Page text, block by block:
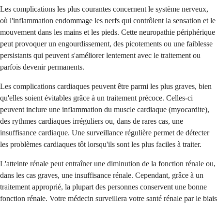
Les complications les plus courantes concernent le système nerveux,
où l'inflammation endommage les nerfs qui contrôlent la sensation et le
mouvement dans les mains et les pieds. Cette neuropathie périphérique
peut provoquer un engourdissement, des picotements ou une faiblesse
persistants qui peuvent s'améliorer lentement avec le traitement ou
parfois devenir permanents.
Les complications cardiaques peuvent être parmi les plus graves, bien
qu'elles soient évitables grâce à un traitement précoce. Celles-ci
peuvent inclure une inflammation du muscle cardiaque (myocardite),
des rythmes cardiaques irréguliers ou, dans de rares cas, une
insuffisance cardiaque. Une surveillance régulière permet de détecter
les problèmes cardiaques tôt lorsqu'ils sont les plus faciles à traiter.
L'atteinte rénale peut entraîner une diminution de la fonction rénale ou,
dans les cas graves, une insuffisance rénale. Cependant, grâce à un
traitement approprié, la plupart des personnes conservent une bonne
fonction rénale. Votre médecin surveillera votre santé rénale par le biais